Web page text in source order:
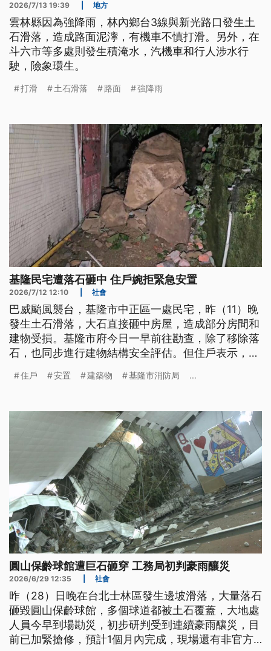
2026/7/13 19:39 地方
雲林縣因為強降雨，林內鄉台3線與新光路口發生土
石滑落，造成路面泥濘，有機車不慎打滑。另外，在
斗六市等多處則發生積淹水，汽機車和行人涉水行
駛，險象環生。
打滑 土石滑落 路面 強降雨
基隆民宅遭落石砸中 住戶婉拒緊急安置
2026/7/12 12:10 社會
巴威颱風襲台，基隆市中正區一處民宅，昨（11）晚
發生土石滑落，大石直接砸中房屋，造成部分房間和
建物受損。基隆市府今日一早前往勘查，除了移除落
石，也同步進行建物結構安全評估。但住戶表示，暫
住戶 安置 建築物 基隆市消防局 ...
圓山保齡球館遭巨石砸穿 工務局初判豪雨釀災
2026/6/29 12:35 社會
昨（28）日晚在台北士林區發生邊坡滑落，大量落石
砸毀圓山保齡球館，多個球道都被土石覆蓋，大地處
人員今早到場勘災，初步研判受到連續豪雨釀災，目
前已加緊搶修，預計1個月內完成，現場還有非官方